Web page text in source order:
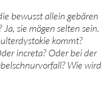
bewusst allein gebären
sie mögen selten sein.
kommt?
increta? Oder bei der
Wie wird